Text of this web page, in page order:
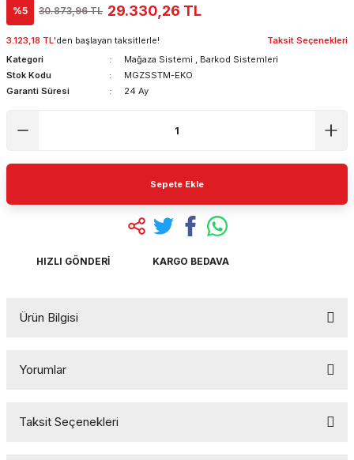
%5 30.873,96 TL 29.330,26 TL
3.123,18 TL'den başlayan taksitlerle!
Taksit Seçenekleri
Kategori
Mağaza Sistemi , Barkod Sistemleri
Stok Kodu
MGZSSTM-EKO
Garanti Süresi
24 Ay
Sepete Ekle
HIZLI GÖNDERI KARGO BEDAVA
Ürün Bilgisi
Yorumlar
Taksit Seçenekleri